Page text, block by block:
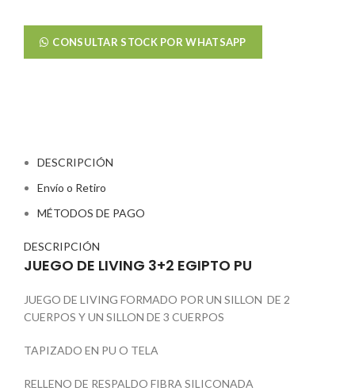
CONSULTAR STOCK POR WHATSAPP
DESCRIPCIÓN
Envío o Retiro
MÉTODOS DE PAGO
DESCRIPCIÓN
JUEGO DE LIVING 3+2 EGIPTO PU
JUEGO DE LIVING FORMADO POR UN SILLON DE 2
CUERPOS Y UN SILLON DE 3 CUERPOS
TAPIZADO EN PU O TELA
RELLENO DE RESPALDO FIBRA SILICONADA